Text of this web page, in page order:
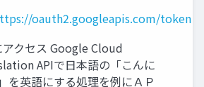
oauth2.googleapis.com/token
アクセス Google Cloud
APIで日本語の「こんに
を英語にする処理を例にＡＰ